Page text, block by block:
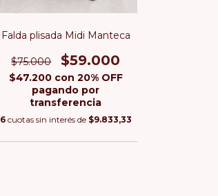
Falda plisada Midi Manteca
$75.000 $59.000
$47.200 con 20% OFF
pagando por
transferencia
6 cuotas sin interés de $9.833,33